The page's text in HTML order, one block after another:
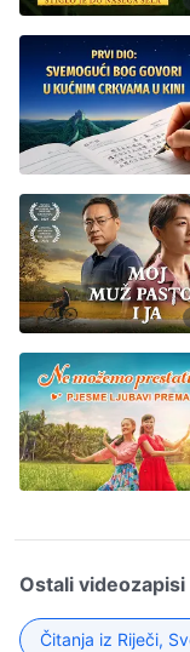
Ostali videozapisi
Čitanja iz Riječi,